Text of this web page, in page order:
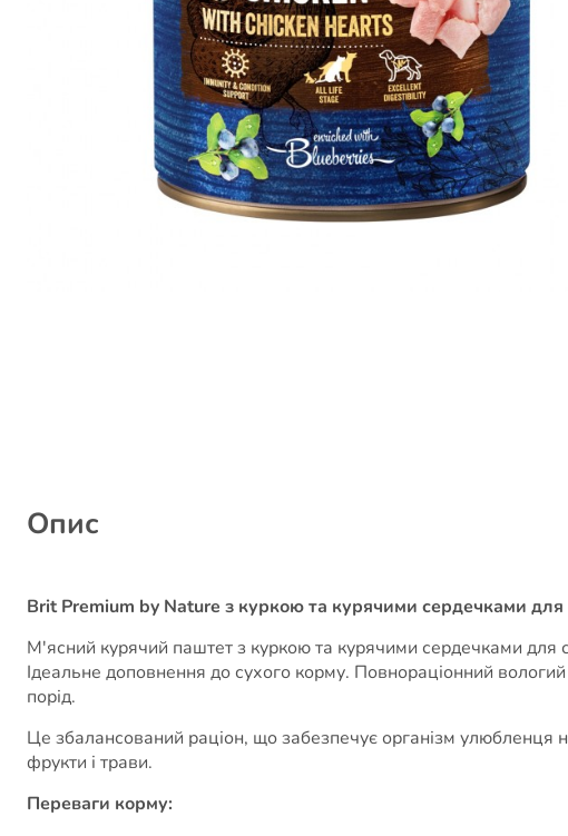
Опис
Brit Premium by Nature з куркою та курячими сердечками для
М'ясний курячий паштет з куркою та курячими сердечками для
Ідеальне доповнення до сухого корму. Повнораціонний
порід.
Це збалансований раціон, що забезпечує організм улюбленця
фрукти і трави.
Переваги корму: